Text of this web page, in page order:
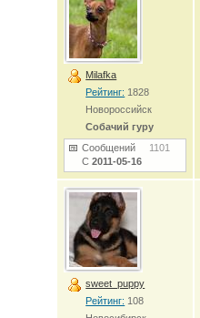
Milafka
Рейтинг: 1828
Новороссийск
Собачий гуру
Сообщений 1101
С2011-05-16
sweet_puppy
Рейтинг: 108